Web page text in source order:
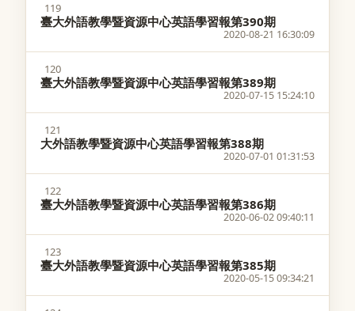
119
臺大外語教學暨資源中心英語學習報第390期
2020-08-21 16:30:09
120
臺大外語教學暨資源中心英語學習報第389期
2020-07-15 15:24:10
121
大外語教學暨資源中心英語學習報第388期
2020-07-01 01:31:53
122
臺大外語教學暨資源中心英語學習報第386期
2020-06-02 09:40:11
123
臺大外語教學暨資源中心英語學習報第385期
2020-05-15 09:34:21